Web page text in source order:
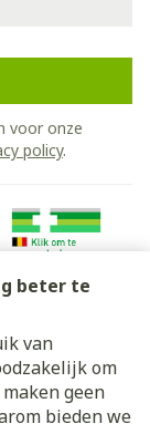
beter te
van
om
geen
bieden we
voor onze
policy.